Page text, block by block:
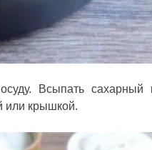
Всыпать
или крышкой.